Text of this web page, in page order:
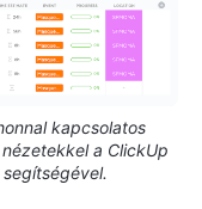
kapcsolatos
a ClickUp